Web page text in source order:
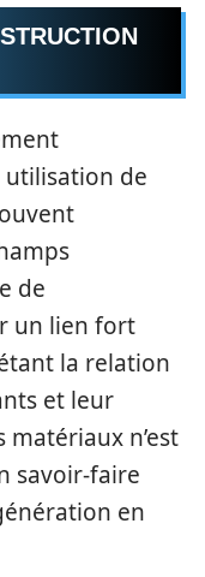
utilisation de
de
un lien fort
la relation
et leur
n’est
savoir-faire
en